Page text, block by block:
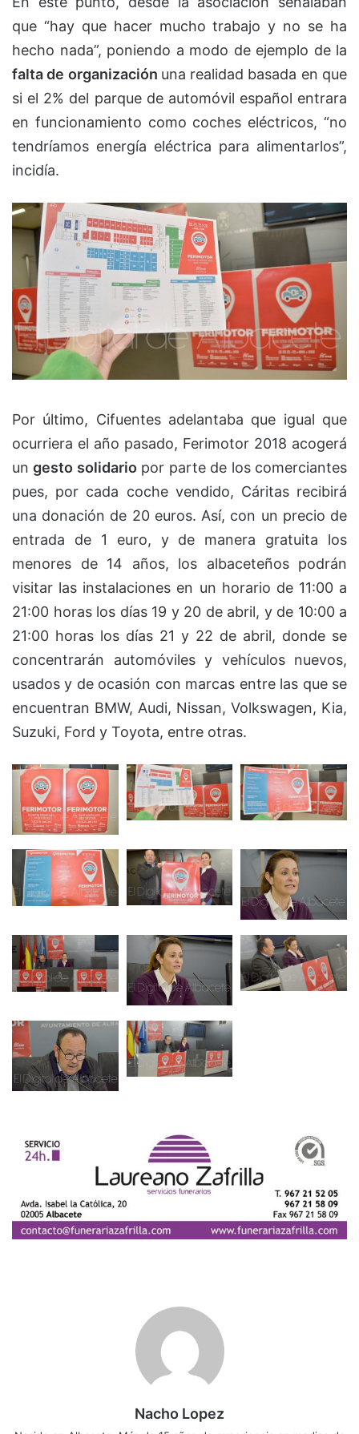
que “hay que hacer mucho trabajo y no se ha
hecho nada”, poniendo a modo de ejemplo de la
falta de organización una realidad basada en que
si el 2% del parque de automóvil español entrara
en funcionamiento como coches eléctricos, “no
tendríamos energía eléctrica para alimentarlos”,
incidía.
Por último, Cifuentes adelantaba que igual que
ocurriera el año pasado, Ferimotor 2018 acogerá
ungesto solidario por parte de los comerciantes
pues, por cada coche vendido, Cáritas recibirá
una donación de 20 euros. Así, con un precio de
entrada de 1 euro, y de manera gratuita los
menores de 14 años, los albaceteños podrán
visitar las instalaciones en un horario de 11:00 a
21:00 horas los días 19 y 20 de abril, y de 10:00 a
21:00 horas los días 21 y 22 de abril, donde se
concentrarán automóviles y vehículos nuevos,
usados y de ocasión con marcas entre las que se
encuentran BMW, Audi, Nissan, Volkswagen, Kia,
Suzuki, Ford y Toyota, entre otras.
Nacho Lopez